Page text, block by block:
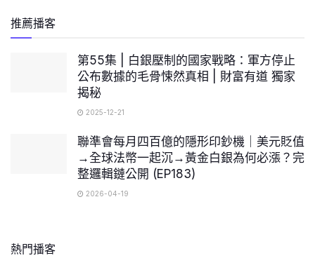
推薦播客
第55集 | 白銀壓制的國家戰略：軍方停止
公布數據的毛骨悚然真相 | 財富有道 獨家
揭秘
2025-12-21
聯準會每月四百億的隱形印鈔機｜美元貶值
→全球法幣一起沉→黃金白銀為何必漲？完
整邏輯鏈公開 (EP183)
2026-04-19
熱門播客